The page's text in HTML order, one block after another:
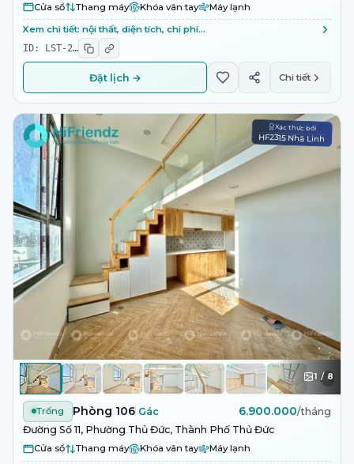
Cửa sổ Thang máy Khóa vân tay Máy lạnh
Xem chi tiết: nội thất, diện tích, chi phí…
ID: LST-2…
Đặt lịch → Chi tiết
Xác thực bởi
HF2315 Nhã Linh
1 / 8
Trống Phòng 106 Gác 6.900.000/tháng
Đường Số 11, Phường Thủ Đức, Thành Phố Thủ Đức
Cửa sổ Thang máy Khóa vân tay Máy lạnh